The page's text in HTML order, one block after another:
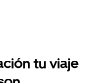
tu viaje